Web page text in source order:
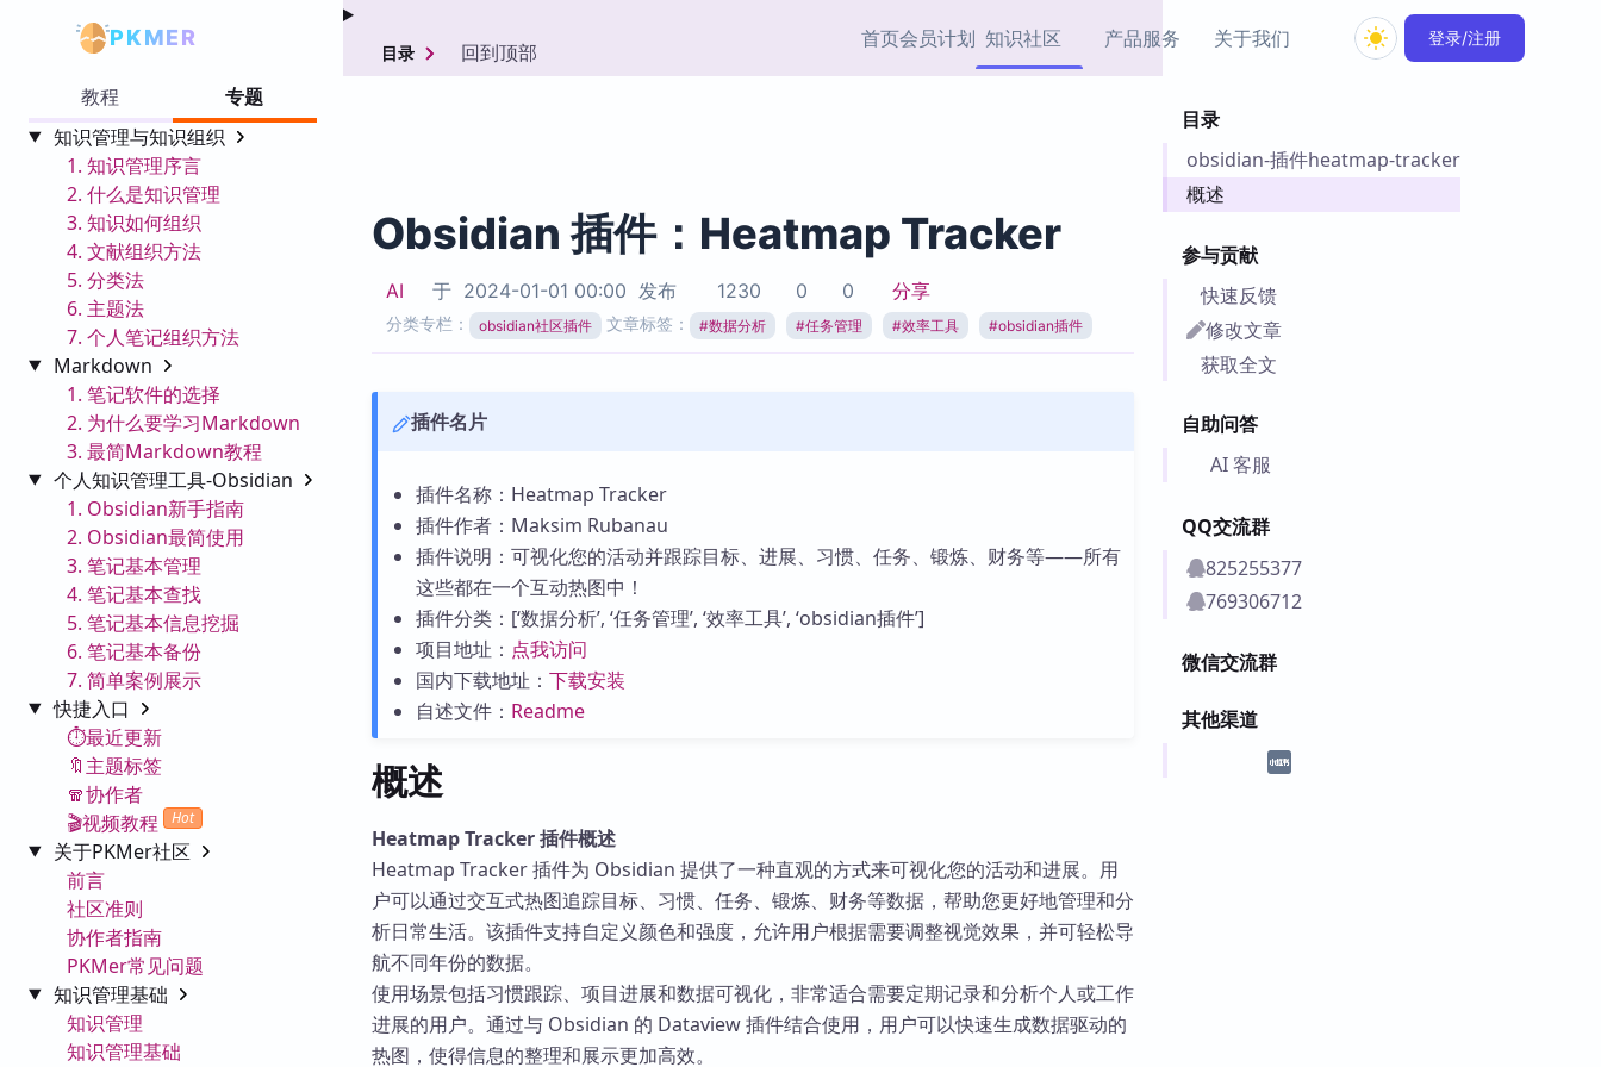
PKMER 首页会员计划 知识社区
协作者
热门链接 Top5
产品服务
加速访问 Obsidian 官方
市场
Obsidian 思维导图插件
插件
Zettelkasten 实践示例
Obsidian 教程
关于我们 登录/注册
教程
专题
知识管理与知识组织
1. 知识管理序言
2. 什么是知识管理
3. 知识如何组织
4. 文献组织方法
5. 分类法
6. 主题法
7. 个人笔记组织方法
Markdown
1. 笔记软件的选择
2. 为什么要学习Markdown
3. 最简Markdown教程
个人知识管理工具-Obsidian
1. Obsidian新手指南
2. Obsidian最简使用
3. 笔记基本管理
4. 笔记基本查找
5. 笔记基本信息挖掘
6. 笔记基本备份
7. 简单案例展示
快捷入口
⏱️最近更新
🔖主题标签
🧣协作者
🎬视频教程
Hot
关于PKMer社区
前言
社区准则
协作者指南
PKMer常见问题
知识管理基础
知识管理
知识管理基础
目录
obsidian-插件heatmap-tracker
概述
参与贡献
快速反馈
修改文章
获取全文
自助问答
AI 客服
QQ交流群
825255377
769306712
微信交流群
其他渠道
目录 回到顶部
Obsidian 插件：Heatmap Tracker
AI 于 2024-01-01 00:00 发布 1230 0 0 分享
分类专栏： obsidian社区插件 文章标签： #数据分析 #任务管理 #效率工具 #obsidian插件
插件名片
插件名称：Heatmap Tracker
插件作者：Maksim Rubanau
插件说明：可视化您的活动并跟踪目标、进展、习惯、任务、锻炼、财务等——所有
这些都在一个互动热图中！
插件分类：[‘数据分析’, ‘任务管理’, ‘效率工具’, ‘obsidian插件’]
项目地址： 点我访问
国内下载地址： 下载安装
自述文件： Readme
概述
Heatmap Tracker 插件概述
Heatmap Tracker 插件为 Obsidian 提供了一种直观的方式来可视化您的活动和进展。用
户可以通过交互式热图追踪目标、习惯、任务、锻炼、财务等数据，帮助您更好地管理和分
析日常生活。该插件支持自定义颜色和强度，允许用户根据需要调整视觉效果，并可轻松导
航不同年份的数据。
使用场景包括习惯跟踪、项目进展和数据可视化，非常适合需要定期记录和分析个人或工作
进展的用户。通过与 Obsidian 的 Dataview 插件结合使用，用户可以快速生成数据驱动的
热图，使得信息的整理和展示更加高效。